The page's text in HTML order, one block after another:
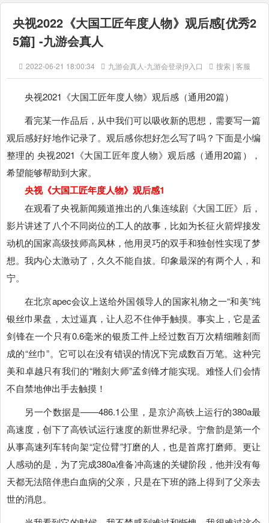
央视2022《大国工匠年度人物》观后感[优秀2
5篇] -九游会真人
2022-06-21 18:00:34 九游会真人-九游会登录j9入口 搜索 | 客服
央视2021《大国工匠年度人物》观后感（通用20篇）
看完某一作品后，从中我们可以吸收新的思想，需要写一篇
观后感好好地作记录了。观后感你想好怎么写了吗？下面是小编
整理的 央视2021《大国工匠年度人物》观后感（通用20篇），
希望能够帮助到大家。
央视《大国工匠年度人物》观后感1
在观看了央视新闻频道推出的八集连续剧《大国工匠》后，
影片讲述了八个不同岗位的工人的故事，比如为长征火箭焊接发
动机的国家高级技师高凤林，他用灵巧的双手和独创性实现了梦
想。我内心太激动了，久久不能自拔。印象最深的有两个人，和
宁。
在北京apec会议上送给外国领导人的国家礼物之一“和美”纯
银丝巾果盘，太过逼真，让人忍不住伸手触摸。事实上，它是孟
剑锋在一个只有0.6毫米的银质工件上经过数百万次精细雕刻而
成的“丝巾”。它可以在没有错误的情况下完成数百万笔。这种完
美和卓越只有我们的“雕刻大师”孟剑锋才能实现。难怪人们会情
不自禁地伸出手去触摸！
另一个数据是――486.1公里，是京沪高铁上运行的380a最
高速度，创下了高铁试运行速度的新世界纪录。宁詹韵是第一个
从事高速列车转向架“定位臂”打磨的人，也是首席打磨师。更让
人感动的是，为了完成380a准备冲高速的关键阶段，他并没有每
天都无法陪伴患白血病的父亲，只是在下班的路上得到了父亲去
世的消息。